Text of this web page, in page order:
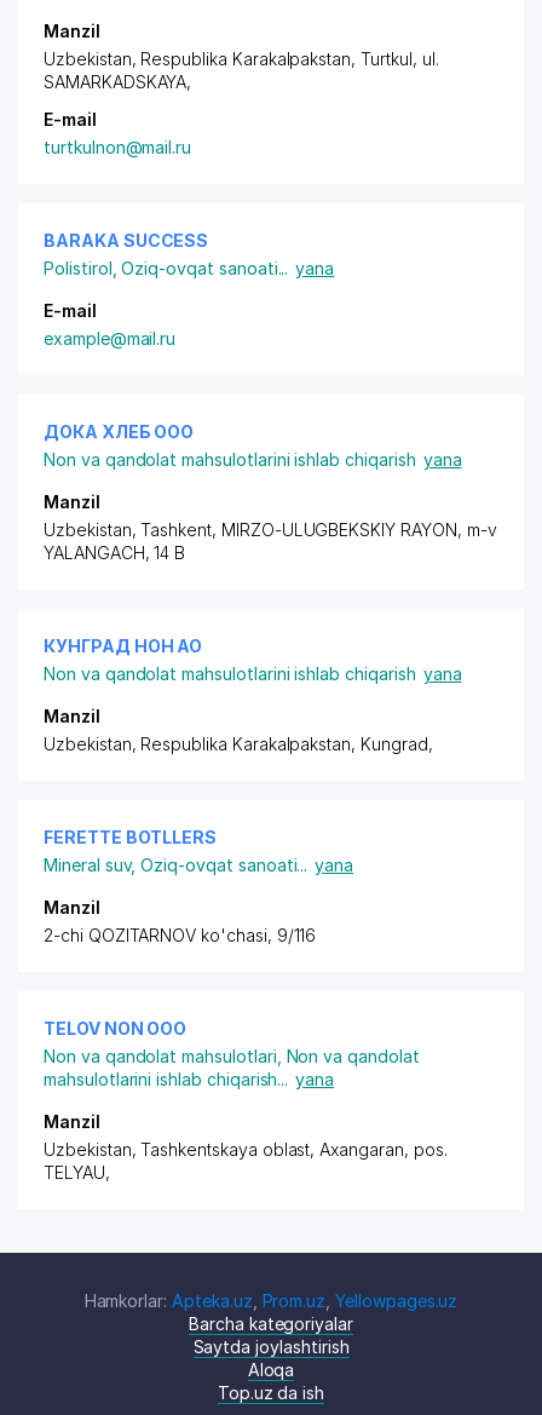
Manzil
Uzbekistan, Respublika Karakalpakstan, Turtkul, ul.
SAMARKADSKAYA,
E-mail
turtkulnon@mail.ru
BARAKA SUCCESS
Polistirol ,Oziq-ovqat sanoati... yana
E-mail
example@mail.ru
ДОКА ХЛЕБ ООО
Non va qandolat mahsulotlarini ishlab chiqarish yana
Manzil
Uzbekistan, Tashkent, MIRZO-ULUGBEKSKIY RAYON, m-v
YALANGACH, 14 B
КУНГРАД НОН АО
Non va qandolat mahsulotlarini ishlab chiqarish yana
Manzil
Uzbekistan, Respublika Karakalpakstan, Kungrad,
FERETTE BOTLLERS
Mineral suv,Oziq-ovqat sanoati... yana
Manzil
2-chi QOZITARNOV ko'chasi, 9/116
TELOV NON ООО
Non va qandolat mahsulotlari Non va qandolat
mahsulotlarini ishlab chiqarish... yana
Manzil
Uzbekistan, Tashkentskaya oblast, Axangaran, pos.
TELYAU,
Hamkorlar: Apteka.uz Prom.uz ,Yellowpages.uz
Barcha kategoriyalar
Saytda joylashtirish
Aloqa
Top.uz da ish